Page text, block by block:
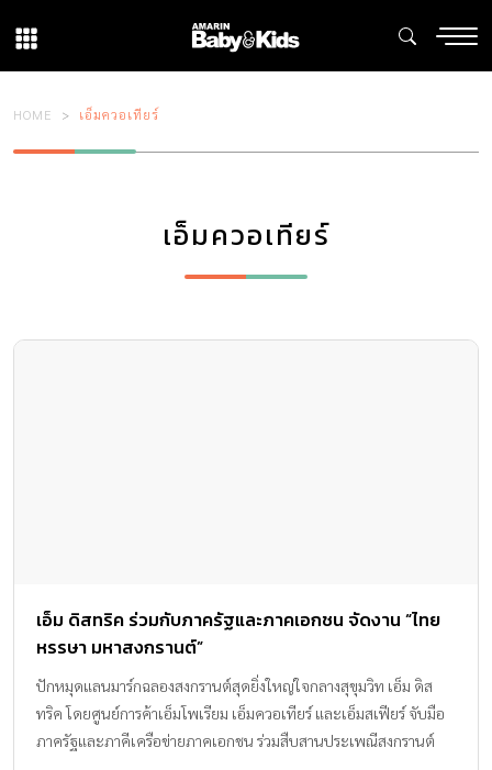
HOME เอ็มควอเทียร์
เอ็มควอเทียร์
เอ็ม ดิสทริค ร่วมกับภาครัฐและภาคเอกชน จัดงาน “ไทย
หรรษา มหาสงกรานต์”
ปักหมุดแลนมาร์กฉลองสงกรานต์สุดยิ่งใหญ่ใจกลางสุขุมวิท เอ็ม ดิส
ทริค โดยศูนย์การค้าเอ็มโพเรียม เอ็มควอเทียร์ และเอ็มสเฟียร์ จับมือ
ภาครัฐและภาคีเครือข่ายภาคเอกชน ร่วมสืบสานประเพณีสงกรานต์